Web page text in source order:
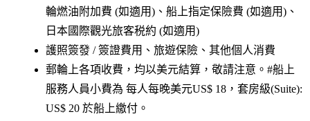
輪燃油附加費 (如適用)、船上指定保險費 (如適用)、
日本國際觀光旅客税約 (如適用)
護照簽發 / 簽證費用、旅遊保險、其他個人消費
郵輪上各項收費，均以美元結算，敬請注意。#船上
服務人員小費為 每人每晚美元US$ 18，套房級(Suite):
US$ 20 於船上繳付。